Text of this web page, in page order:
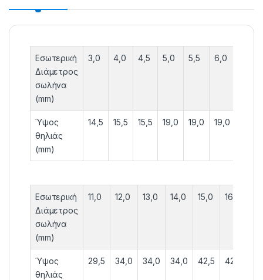
Εσωτερική
Διάμετρος
σωλήνα
(mm)
3,0 4,0 4,5 5,0 5,5 6,0
Ύψος
θηλιάς
(mm)
14,5 15,5 15,5 19,0 19,0 19,0
Εσωτερική
Διάμετρος
σωλήνα
(mm)
11,0 12,0 13,0 14,0 15,0 16,0
Ύψος
θηλιάς
29,5 34,0 34,0 34,0 42,5 42,5